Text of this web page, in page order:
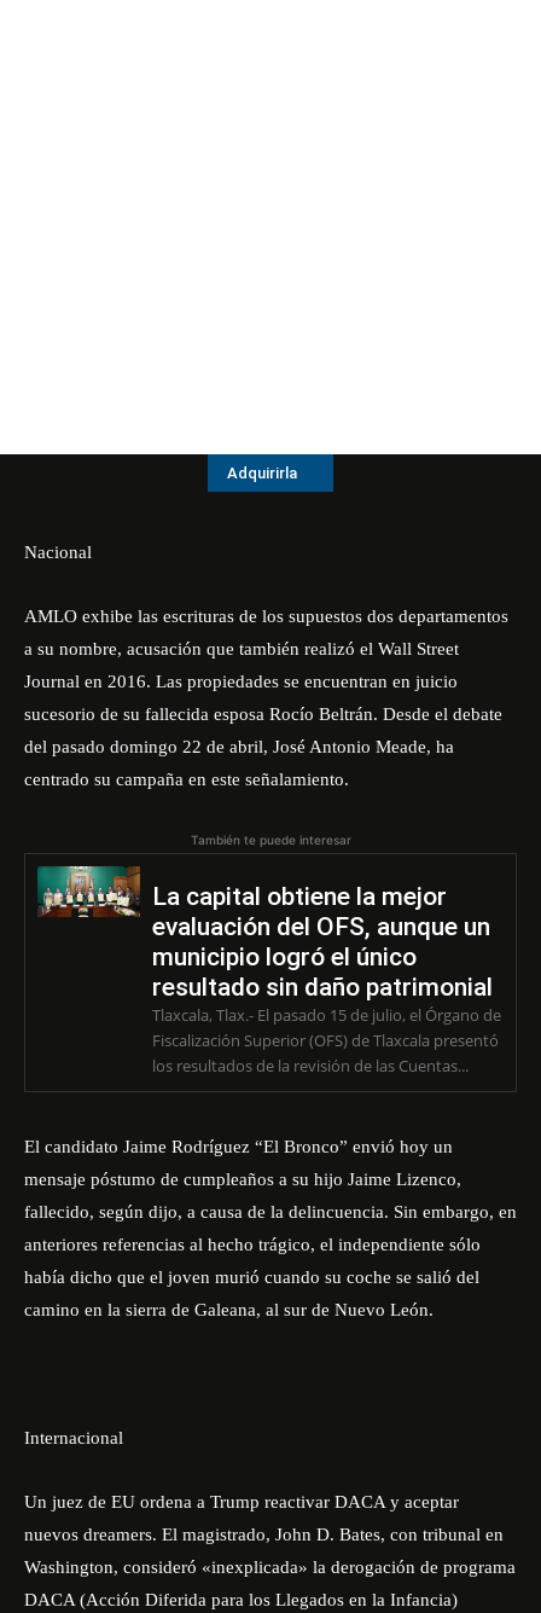
Adquirirla
Nacional
AMLO exhibe las escrituras de los supuestos dos departamentos
a su nombre, acusación que también realizó el Wall Street
Journal en 2016. Las propiedades se encuentran en juicio
sucesorio de su fallecida esposa Rocío Beltrán. Desde el debate
del pasado domingo 22 de abril, José Antonio Meade, ha
centrado su campaña en este señalamiento.
También te puede interesar
La capital obtiene la mejor
evaluación del OFS, aunque un
municipio logró el único
resultado sin daño patrimonial
Tlaxcala, Tlax.- El pasado 15 de julio, el Órgano de
Fiscalización Superior (OFS) de Tlaxcala presentó
los resultados de la revisión de las Cuentas...
El candidato Jaime Rodríguez “El Bronco” envió hoy un
mensaje póstumo de cumpleaños a su hijo Jaime Lizenco,
fallecido, según dijo, a causa de la delincuencia. Sin embargo, en
anteriores referencias al hecho trágico, el independiente sólo
había dicho que el joven murió cuando su coche se salió del
camino en la sierra de Galeana, al sur de Nuevo León.
Internacional
Un juez de EU ordena a Trump reactivar DACA y aceptar
nuevos dreamers. El magistrado, John D. Bates, con tribunal en
Washington, consideró «inexplicada» la derogación de programa
DACA (Acción Diferida para los Llegados en la Infancia)